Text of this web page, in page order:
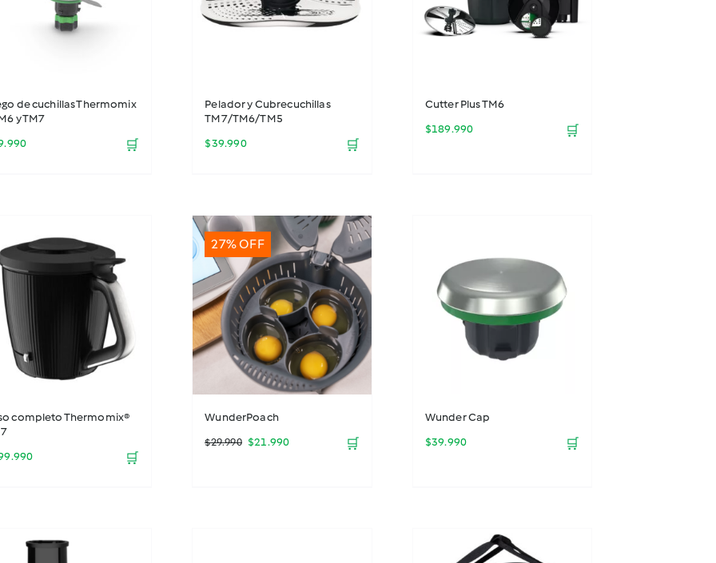
de cuchillas Thermomix
y TM7
🛒
Pelador y Cubrecuchillas
TM7/TM6/TM5
$39.990 🛒
Cutter Plus TM6
$189.990 🛒
completo Thermomix®
🛒
27% OFF
WunderPoach
$29.990 El
$21.990El 🛒
Wunder Cap
$39.990 🛒